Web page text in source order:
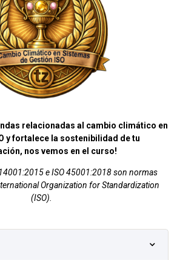
relacionadas al cambio climático en
y fortalece la sostenibilidad de tu
nos vemos en el curso!
e ISO 45001:2018 son normas
Organization for Standardization
(ISO).